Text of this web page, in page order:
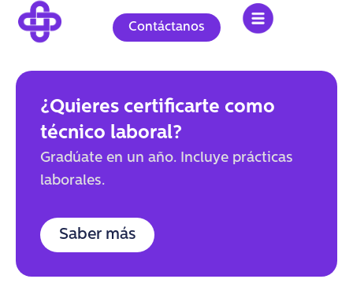
contenido
Contáctanos
¿Quieres certificarte como
técnico laboral?
Gradúate en un año. Incluye prácticas
laborales.
Saber más